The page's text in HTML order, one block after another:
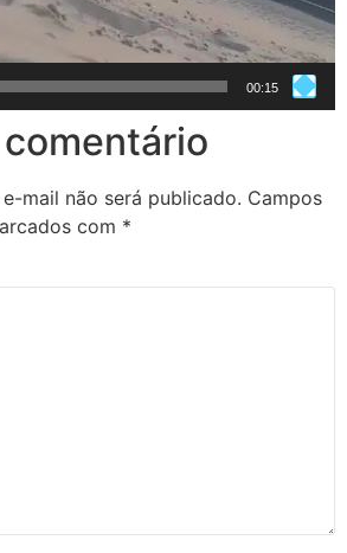
00:15
mail não será publicado. Campos
com *